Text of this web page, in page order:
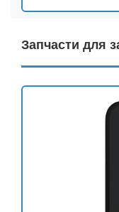
Запчасти для